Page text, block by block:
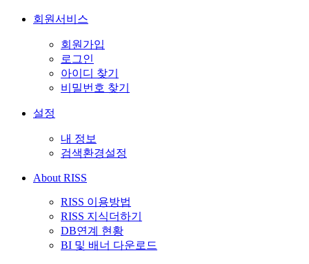
회원서비스
회원가입
로그인
아이디 찾기
비밀번호 찾기
설정
내 정보
검색환경설정
About RISS
RISS 이용방법
RISS 지식더하기
DB연계 현황
BI 및 배너 다운로드